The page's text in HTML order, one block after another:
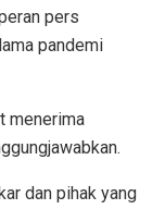
pers
pandemi
menerima
dan pihak yang